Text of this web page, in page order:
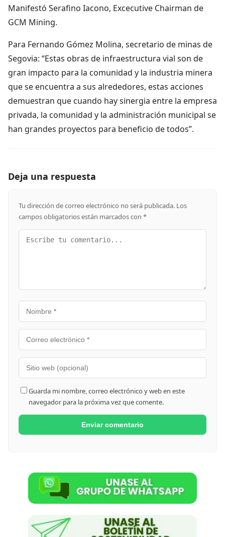
Manifestó Serafino Iacono, Excecutive Chairman de
GCM Mining.
Para Fernando Gómez Molina, secretario de minas de
Segovia: “Estas obras de infraestructura vial son de
gran impacto para la comunidad y la industria minera
que se encuentra a sus alrededores, estas acciones
demuestran que cuando hay sinergia entre la empresa
privada, la comunidad y la administración municipal se
han grandes proyectos para beneficio de todos”.
Deja una respuesta
Tu dirección de correo electrónico no será publicada. Los
campos obligatorios están marcados con *
Guarda mi nombre, correo electrónico y web en este
navegador para la próxima vez que comente.